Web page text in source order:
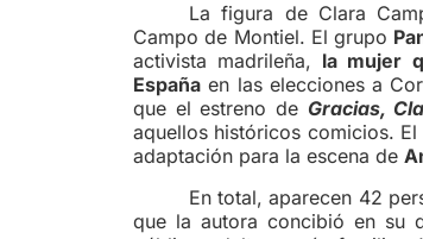
La figura de Clara
Campo de Montiel. El grupo
activista madrileña, la mujer
España en las elecciones a
que el estreno de Gracias,
aquellos históricos comicios.
adaptación para la escena de
En total, aparecen 42
que la autora concibió en su